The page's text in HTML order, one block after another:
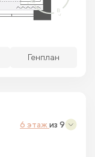
Генплан
6 этаж из 9